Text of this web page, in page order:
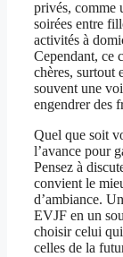
privés, comme
soirées entre
activités à
Cependant, ce
chères, surtout
souvent une
engendrer des
Quel que soit
l’avance pour
Pensez à
convient le
d’ambiance.
EVJF en un
choisir celui
celles de la